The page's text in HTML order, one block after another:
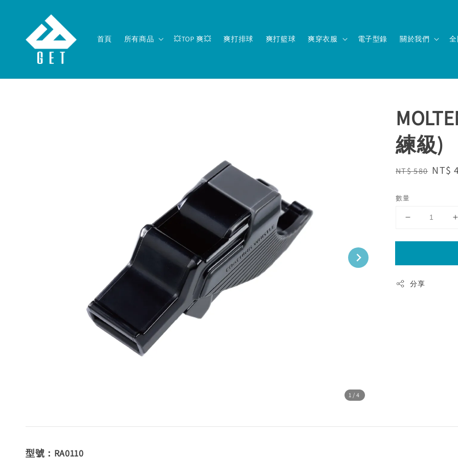
首頁 所有商品 💥TOP 爽💥 爽打排球 爽打籃球 爽穿衣服 電子型錄 關於我們
1 /4
練級)
Regular
NT$ 580 Sale
NT$
數量
分享
型號：RA0110